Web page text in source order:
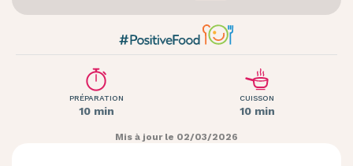
PRÉPARATION
10 min
CUISSON
10 min
Mis à jour le 02/03/2026